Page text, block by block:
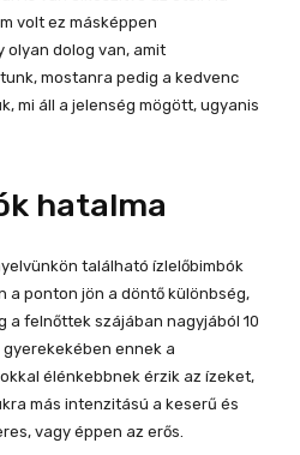
volt ez másképpen
olyan dolog van, amit
mostanra pedig a kedvenc
mi áll a jelenség mögött, ugyanis
hatalma
található ízlelőbimbók
a ponton jön a döntő különbség,
a felnőttek szájában nagyjából 10
ennek a
élénkebbnek érzik az ízeket,
más intenzitású a keserű és
vagy éppen az erős.